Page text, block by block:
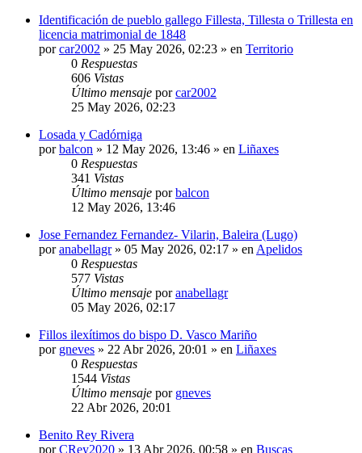
Identificación de pueblo gallego Fillesta, Tillesta o Trillesta en
licencia matrimonial de 1848
porcar2002 » 25 May 2026, 02:23 » en Territorio
0 Respuestas
606 Vistas
Último mensaje porcar2002
25 May 2026, 02:23
Losada y Cadórniga
porbalcon » 12 May 2026, 13:46 » en Liñaxes
0 Respuestas
341 Vistas
Último mensaje porbalcon
12 May 2026, 13:46
Jose Fernandez Fernandez- Vilarin, Baleira (Lugo)
poranabellagr» 05 May 2026, 02:17 » en Apelidos
0 Respuestas
577 Vistas
Último mensaje poranabellagr
05 May 2026, 02:17
Fillos ilexítimos do bispo D. Vasco Mariño
por gneves » 22 Abr 2026, 20:01 » en Liñaxes
0 Respuestas
1544 Vistas
Último mensaje por gneves
22 Abr 2026, 20:01
Benito Rey Rivera
porCRey2020 » 13 Abr 2026, 00:58 » en Buscas